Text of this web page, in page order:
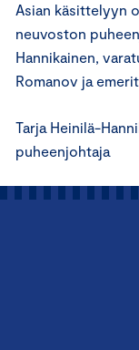
Asian käsittelyyn
neuvoston
Hannikainen,
Romanov ja
Tarja Heinilä-